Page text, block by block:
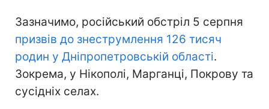
Зазначимо, російський обстріл 5 серпня
призвів до знеструмлення 126 тисяч
родин у Дніпропетровській області.
Зокрема, у Нікополі, Марганці, Покрову та
сусідніх селах.